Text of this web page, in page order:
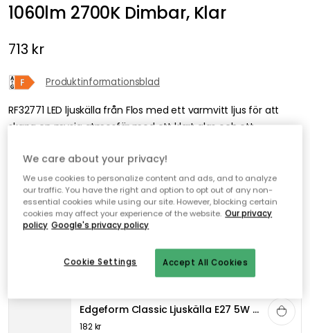
1060lm 2700K Dimbar, Klar
713 kr
Produktinformationsblad
RF32771 LED ljuskälla från Flos med ett varmvitt ljus för att
skapa en mysig atmosfär med ett klart glas och ett
Lägg i varukorgen
Fri frakt I webblager – endast 4 st kvar
Genomtänkta tillval
Edgeform Classic Ljuskälla E27 5W 560lm 2700K Dimbar, Klar
182 kr
We care about your privacy!
We use cookies to personalize content and ads, and to analyze
our traffic. You have the right and option to opt out of any non-
essential cookies while using our site. However, blocking certain
cookies may affect your experience of the website. Our privacy
policy Google's privacy policy
Accept All Cookies
Cookie Settings